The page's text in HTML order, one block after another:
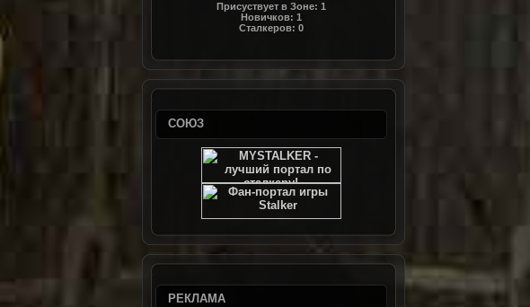
Присуствует в Зоне: 1
Новичков: 1
Сталкеров: 0
СОЮЗ
РЕКЛАМА